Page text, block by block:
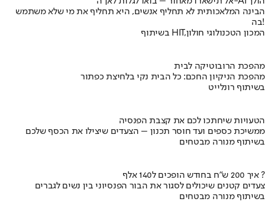
הבינה המלאכותית לא תחליף אנשים, היא תחליף את מי שלא משתמש
בה!
בשיתוף HIT,המכון הטכנולוגי חולון
מהפכת הרובוטיקה לבית
מהפכת הניקיון החכם: כל הבית נקי בלחיצת כפתור
בשיתוף רונלייט
הטעויות שיחתכו לכם את קצבת הפנסיה
ממשיכת כספים ועד חוסר תכנון – הצעדים שיצילו את הכסף שלכם
בשיתוף מנורה מבטחים
איך 200 ש"ח בחודש הופכים ל140 אלף ?
צעדים קטנים שיכולים לסגור את הבור הפנסיוני בין נשים לגברים
בשיתוף מנורה מבטחים